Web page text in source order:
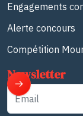
Engagements
Alerte concours
Compétition
Newsletter
Email